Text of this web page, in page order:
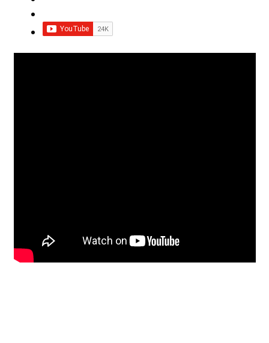
Impressum
UNTERRICHT